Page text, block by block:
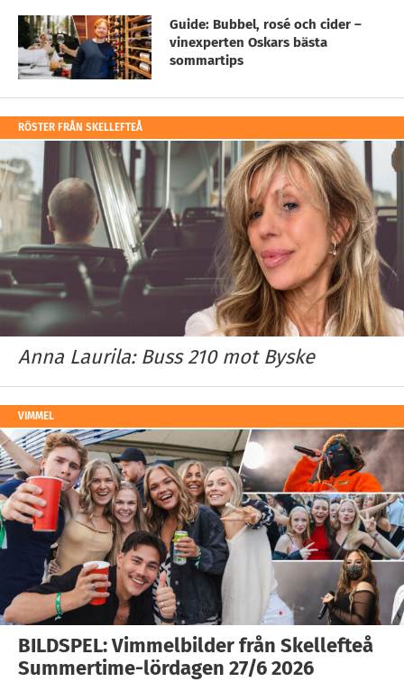
Guide: Bubbel, rosé och cider –
vinexperten Oskars bästa
sommartips
RÖSTER FRÅN SKELLEFTEÅ
Anna Laurila: Buss 210 mot Byske
VIMMEL
BILDSPEL: Vimmelbilder från Skellefteå
Summertime-lördagen 27/6 2026